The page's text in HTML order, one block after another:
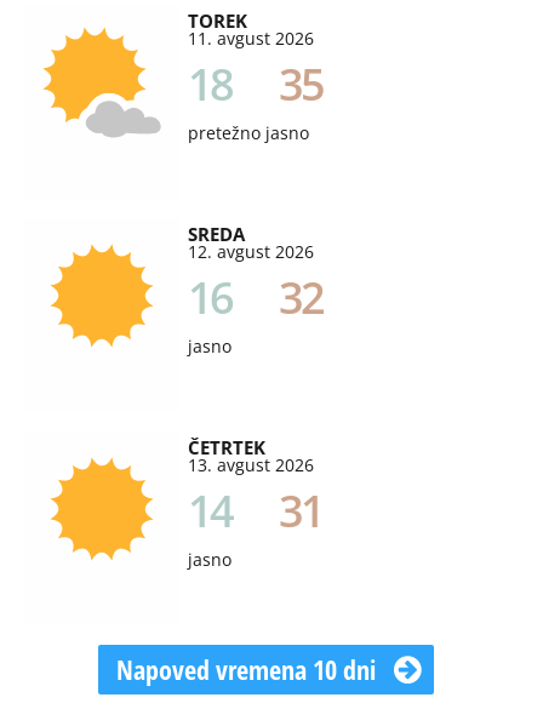
TOREK
11. avgust 2026
18 35
pretežno jasno
SREDA
12. avgust 2026
16 32
jasno
ČETRTEK
13. avgust 2026
14 31
jasno
Napoved vremena 10 dni